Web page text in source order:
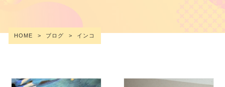
HOME > ブログ > インコ